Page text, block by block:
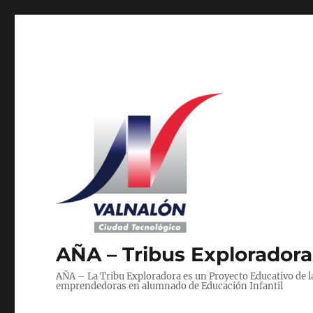
AÑA – Tribus
AÑA – La Tribu Exploradora es un Proyecto Educativo
emprendedoras en alumnado de Educación Infantil